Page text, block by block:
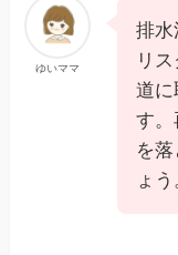
ゆいママ
排
リ
道
す。
を
ょう